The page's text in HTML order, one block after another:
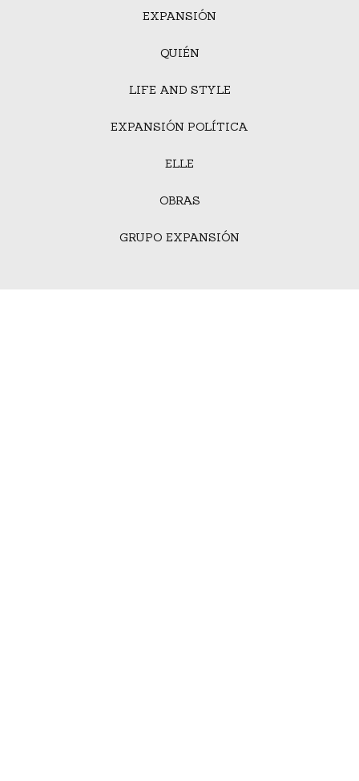
EXPANSIÓN
QUIÉN
LIFE AND STYLE
EXPANSIÓN POLÍTICA
ELLE
OBRAS
GRUPO EXPANSIÓN